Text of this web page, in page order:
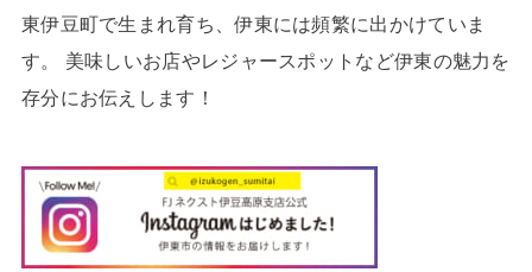
東伊豆町で生まれ育ち、伊東には頻繁に出かけていま
す。 美味しいお店やレジャースポットなど伊東の魅力を
存分にお伝えします！